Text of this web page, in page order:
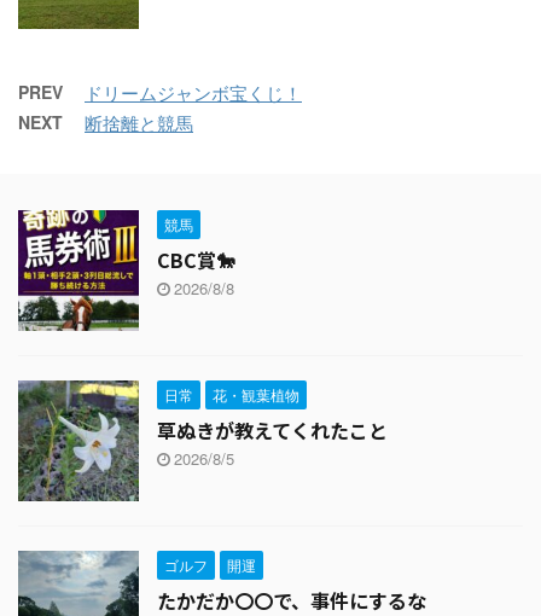
PREV ドリームジャンボ宝くじ！
NEXT 断捨離と競馬
競馬
CBC賞🐎
2026/8/8
日常 花・観葉植物
草ぬきが教えてくれたこと
2026/8/5
ゴルフ 開運
たかだか〇〇で、事件にするな